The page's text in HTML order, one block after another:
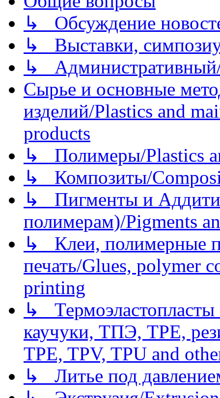
↳ Обсуждение
↳ Выставки,
↳
Сырье и основные
изделий/Plastics and
products
↳ Полимеры/Plastics
↳ Композиты/
↳ Пигменты и
полимерам)/Pigments
↳ Клеи, полимерные
печать/Glues, polymer
printing
↳
каучуки, ТПЭ, TPE,
TPE, TPV, TPU and
↳ Литье под